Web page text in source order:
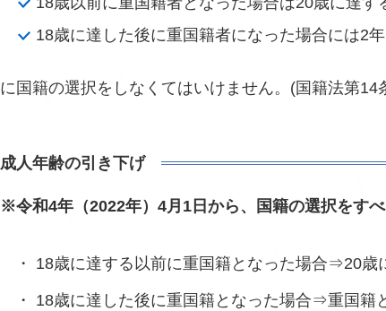
18歳に達した後に重国籍者になった場合には2
に国籍の選択をしなくてはいけません。(国籍法第
成人年齢の引き下げ
※令和4年（2022年）4月1日から、国籍の選択をすべ
18歳に達する以前に重国籍となった場合⇒20歳
18歳に達した後に重国籍となった場合⇒重国籍